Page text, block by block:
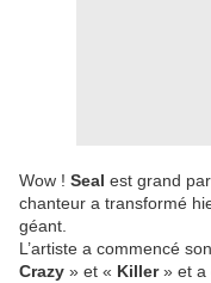
Wow ! Seal est grand
chanteur a transformé
géant.
L’artiste a commencé
Crazy » et « Killer» et a